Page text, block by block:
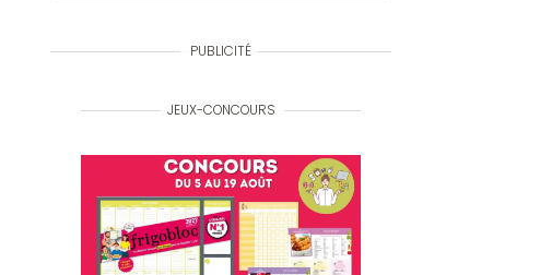
PUBLICITÉ
JEUX-CONCOURS